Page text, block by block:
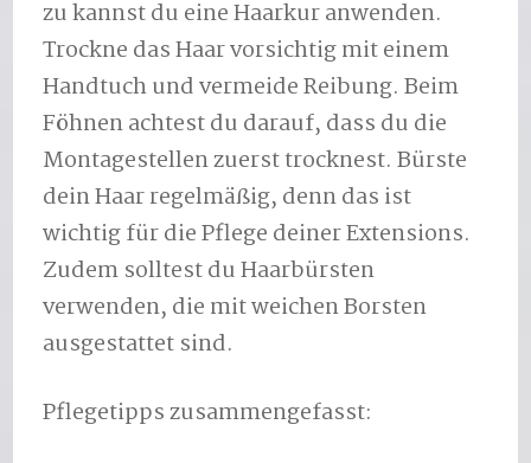
zu kannst du eine Haarkur anwenden.
Trockne das Haar vorsichtig mit einem
Handtuch und vermeide Reibung. Beim
Föhnen achtest du darauf, dass du die
Montagestellen zuerst trocknest. Bürste
dein Haar regelmäßig, denn das ist
wichtig für die Pflege deiner Extensions.
Zudem solltest du Haarbürsten
verwenden, die mit weichen Borsten
ausgestattet sind.
Pflegetipps zusammengefasst: